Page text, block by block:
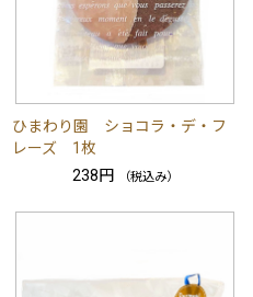
ひまわり園 ショコラ・デ・フ
レーズ 1枚
238円
（税込み）